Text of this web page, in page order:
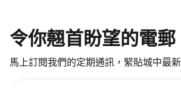
令你翹首盼望的電郵
馬上訂閱我們的定期通訊，緊貼城中最